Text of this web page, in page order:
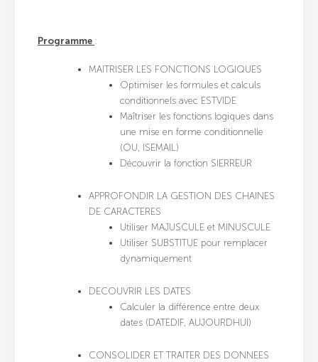
Programme :
MAITRISER LES FONCTIONS LOGIQUES
Optimiser les formules et calculs
conditionnels avec ESTVIDE
Maîtriser les fonctions logiques dans
une mise en forme conditionnelle
(OU, ISEMAIL)
Découvrir la fonction SIERREUR
APPROFONDIR LA GESTION DES CHAINES
DE CARACTERES
Utiliser MAJUSCULE et MINUSCULE
Utiliser SUBSTITUE pour remplacer
dynamiquement
DECOUVRIR LES DATES
Calculer la différence entre deux
dates (DATEDIF, AUJOURDHUI)
CONSOLIDER ET TRAITER DES DONNEES